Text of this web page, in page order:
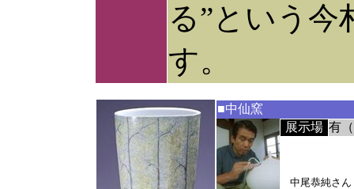
る”という今
す。
■中仙窯
展示場 有
中尾恭純さん